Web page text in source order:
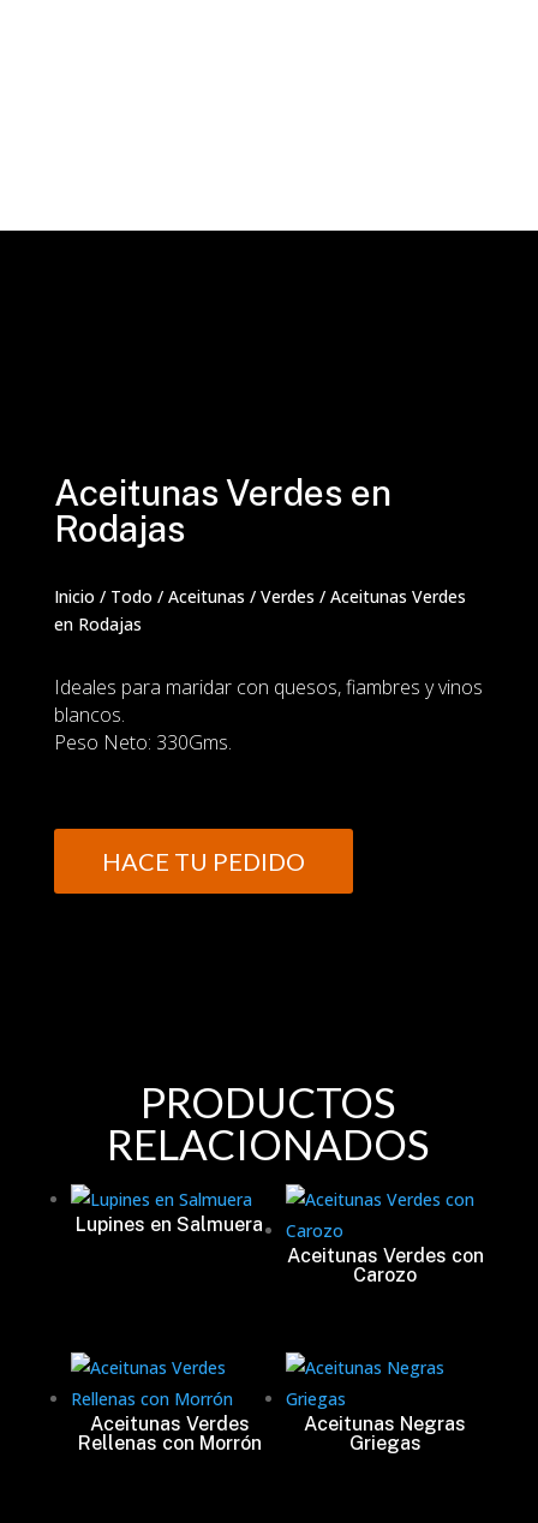
Aceitunas Verdes en
Rodajas
Inicio / Todo / Aceitunas / Verdes / Aceitunas Verdes
en Rodajas
Ideales para maridar con quesos, fiambres y vinos
blancos.
Peso Neto: 330Gms.
HACE TU PEDIDO
PRODUCTOS
RELACIONADOS
Lupines en Salmuera
Aceitunas Verdes con
Carozo
Aceitunas Verdes
Rellenas con Morrón
Aceitunas Negras
Griegas